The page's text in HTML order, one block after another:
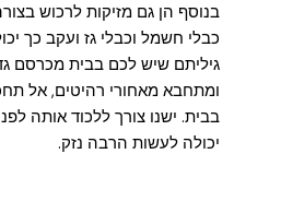
בנוסף הן גם מזיקות לרכוש
כבלי חשמל וכבלי גז ועקב כך
גיליתם שיש לכם בבית מכרסם
ומתחבא מאחורי רהיטים, אל
בבית. ישנו צורך ללכוד אותה
יכולה לעשות הרבה נזק.